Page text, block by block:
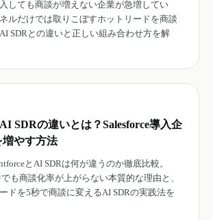
しても商談が増えない企業が急増してい
ルだけでは取りこぼすホットリードを商談
SDRとの違いと正しい組み合わせ方を解
SDRの違いとは？Salesforce導入企
やす方法
とAI SDRは何が違うのか徹底比較。
でも商談化率が上がらない本質的な理由と、
ドを5秒で商談に変えるAI SDRの実践法を